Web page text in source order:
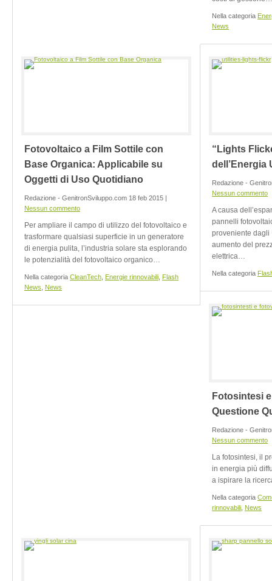
Nella categoria
News
Fotovoltaico a Film Sottile con
Base Organica: Applicabile su
Oggetti di Uso Quotidiano
Redazione - GenitronSviluppo.com 18 feb 2015 |
Nessun commento
Per ampliare il campo di utilizzo del fotovoltaico e
trasformare qualsiasi superficie in un generatore
di energia pulita, l’industria solare sta esplorando
le potenzialità del fotovoltaico organico…
Nella categoria CleanTech Energie rinnovabili Flash
News
News
“Lights
dell’Energia
Redazione -
Nessun commento
A causa
pannelli
proveniente dagli
aumento del
elettrica…
Nella categoria
Fotosintesi
Questione
Redazione -
Nessun commento
La fotosintesi, il
in energia più
a ispirare la
Nella categoria
rinnovabili News